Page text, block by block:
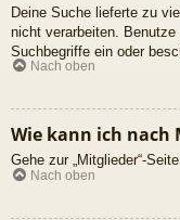
Deine Suche lieferte zu
nicht verarbeiten.
Suchbegriffe ein oder
Nach oben
Wie kann ich nach
Gehe zur „Mitglieder“-
Nach oben